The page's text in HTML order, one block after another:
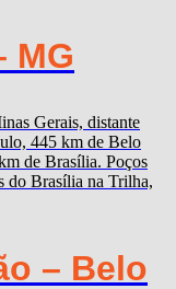
MG
Gerais, distante
445 km de Belo
de Brasília. Poços
do Brasília na Trilha,
– Belo